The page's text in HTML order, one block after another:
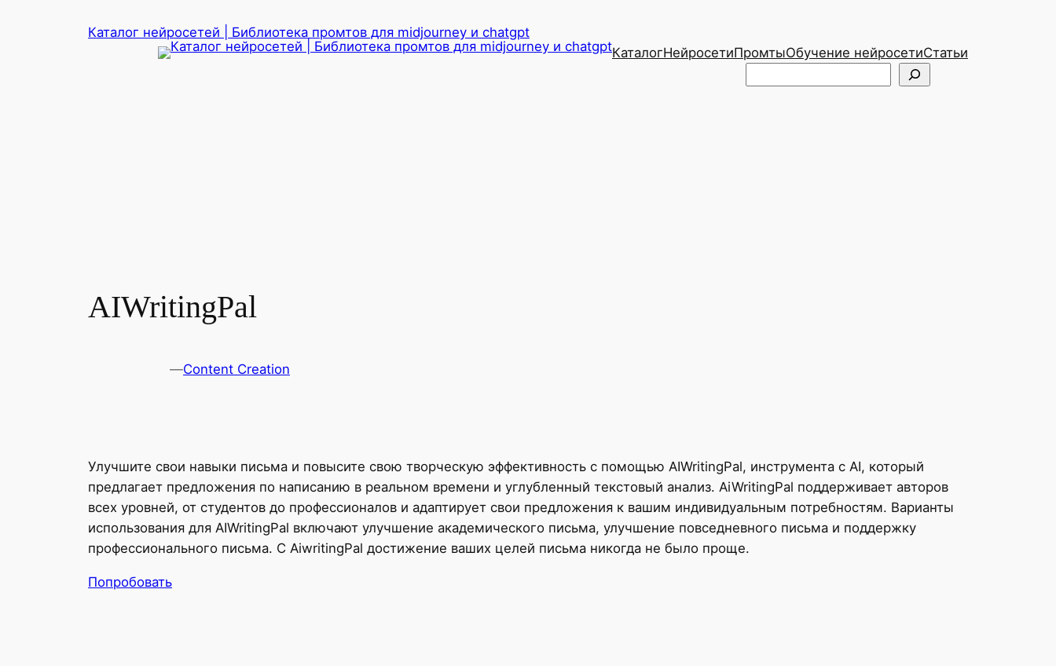
Каталог нейросетей | Библиотека промтов для midjourney и chatgpt
КаталогНейросетиПромтыОбучение нейросетиСтатьи
Telegram
AIWritingPal
—Content Creation
Улучшите свои навыки письма и повысите свою творческую эффективность с помощью AIWritingPal, инструмента с AI, который
предлагает предложения по написанию в реальном времени и углубленный текстовый анализ. AiWritingPal поддерживает авторов
всех уровней, от студентов до профессионалов и адаптирует свои предложения к вашим индивидуальным потребностям. Варианты
использования для AIWritingPal включают улучшение академического письма, улучшение повседневного письма и поддержку
профессионального письма. С AiwritingPal достижение ваших целей письма никогда не было проще.
Попробовать